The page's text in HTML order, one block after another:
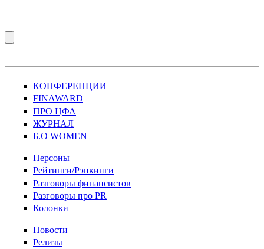
КОНФЕРЕНЦИИ
FINAWARD
ПРО ЦФА
ЖУРНАЛ
Б.О WOMEN
Персоны
Рейтинги/Рэнкинги
Разговоры финансистов
Разговоры про PR
Колонки
Новости
Релизы